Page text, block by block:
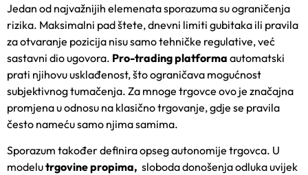
Jedan od najvažnijih elemenata sporazuma su ograničenja
rizika. Maksimalni pad štete, dnevni limiti gubitaka ili pravila
za otvaranje pozicija nisu samo tehničke regulative, već
sastavni dio ugovora. Pro-trading platforma automatski
prati njihovu usklađenost, što ograničava mogućnost
subjektivnog tumačenja. Za mnoge trgovce ovo je značajna
promjena u odnosu na klasično trgovanje, gdje se pravila
često nameću samo njima samima.
Sporazum također definira opseg autonomije trgovca. U
modelutrgovine propima, sloboda donošenja odluka uvijek